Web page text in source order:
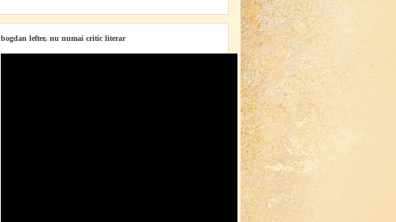
bogdan lefter, nu numai critic literar